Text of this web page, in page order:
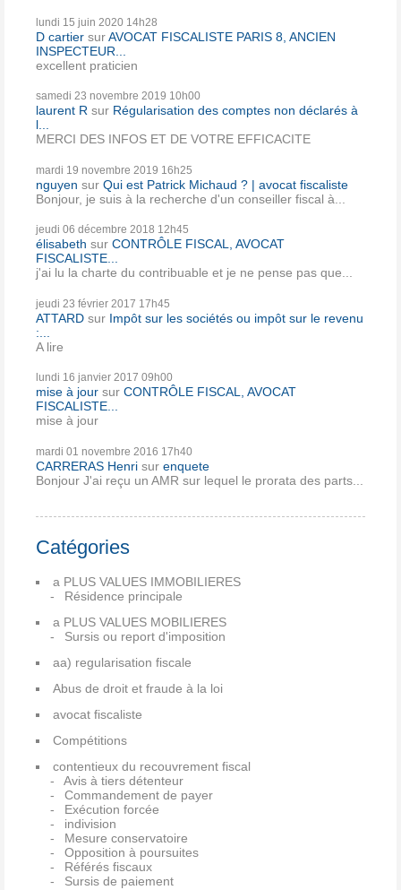
lundi 15 juin 2020 14h28
D cartier surAVOCAT FISCALISTE PARIS 8, ANCIEN
INSPECTEUR...
excellent praticien
samedi 23 novembre 2019 10h00
laurent R sur Régularisation des comptes non déclarés à
l...
MERCI DES INFOS ET DE VOTRE EFFICACITE
mardi 19 novembre 2019 16h25
nguyen sur Qui est Patrick Michaud ? | avocat fiscaliste
Bonjour, je suis à la recherche d'un conseiller fiscal à...
jeudi 06 décembre 2018 12h45
élisabeth sur CONTRÔLE FISCAL, AVOCAT
FISCALISTE...
j'ai lu la charte du contribuable et je ne pense pas que...
jeudi 23 février 2017 17h45
ATTARD sur Impôt sur les sociétés ou impôt sur le revenu
:...
A lire
lundi 16 janvier 2017 09h00
mise à jour sur CONTRÔLE FISCAL, AVOCAT
FISCALISTE...
mise à jour
mardi 01 novembre 2016 17h40
CARRERAS Henri sur enquete
Bonjour J'ai reçu un AMR sur lequel le prorata des parts...
Catégories
a PLUS VALUES IMMOBILIERES
Résidence principale
a PLUS VALUES MOBILIERES
Sursis ou report d'imposition
aa) regularisation fiscale
Abus de droit et fraude à la loi
avocat fiscaliste
Compétitions
contentieux du recouvrement fiscal
Avis à tiers détenteur
Commandement de payer
Exécution forcée
indivision
Mesure conservatoire
Opposition à poursuites
Référés fiscaux
Sursis de paiement